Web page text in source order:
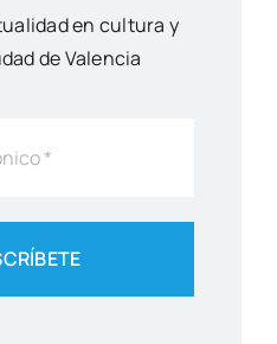
en cul­tu­ra y
de Valen­cia